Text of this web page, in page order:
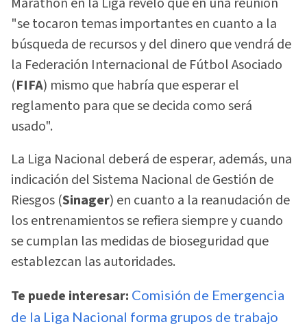
"se tocaron temas importantes en cuanto a la
búsqueda de recursos y del dinero que vendrá de
la Federación Internacional de Fútbol Asociado
(FIFA) mismo que habría que esperar el
reglamento para que se decida como será
usado".
La Liga Nacional deberá de esperar, además, una
indicación del Sistema Nacional de Gestión de
Riesgos (Sinager) en cuanto a la reanudación de
los entrenamientos se refiera siempre y cuando
se cumplan las medidas de bioseguridad que
establezcan las autoridades.
Te puede interesar: Comisión de Emergencia
de la Liga Nacional forma grupos de trabajo